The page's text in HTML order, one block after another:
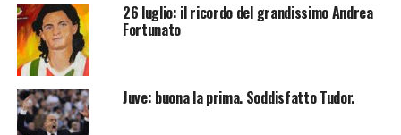
26 luglio: il ricordo del grandissimo Andrea
Fortunato
Juve: buona la prima. Soddisfatto Tudor.